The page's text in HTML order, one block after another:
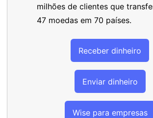
milhões de clientes que
47 moedas em 70 países.
Receber dinheiro
Enviar dinheiro
Wise para empresas